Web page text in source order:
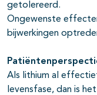
getolereerd.
Ongewenste
bijwerkingen
Als lithium al
levensfase, dan is